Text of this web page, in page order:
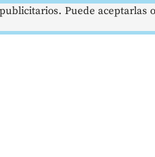
Puede aceptarlas